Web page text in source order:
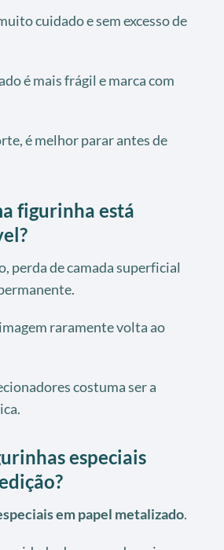
cuidado e sem excesso de
é mais frágil e marca com
é melhor parar antes de
figurinha está
perda de camada superficial
raramente volta ao
costuma ser a
especiais
em papel metalizado.